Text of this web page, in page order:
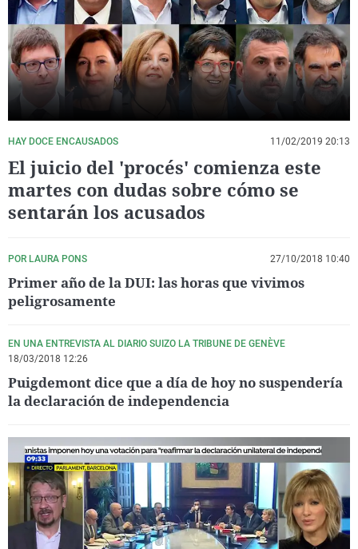
La rosa de los vientos
Gente viajera
Como el perro y el
Caso
Retornados
Equipo de
Operación Viuda
Extremadura
Galicia
La Rioja
Navarra
País Vasco
Virales
Televisión
Elecciones
HAY DOCE ENCAUSADOS 11/02/2019 20:13
El juicio del 'procés' comienza este
martes con dudas sobre cómo se
sentarán los acusados
POR LAURA PONS 27/10/2018 10:40
Primer año de la DUI: las horas que vivimos
peligrosamente
EN UNA ENTREVISTA AL DIARIO SUIZO LA TRIBUNE DE GENÈVE
18/03/2018 12:26
Puigdemont dice que a día de hoy no suspendería
la declaración de independencia